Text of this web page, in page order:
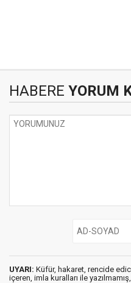
HABERE YORUM
UYARI: Küfür, hakaret, rencide
içeren, imla kuralları ile yazılmamış,